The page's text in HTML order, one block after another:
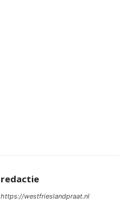
redactie
https://westfrieslandpraat.nl